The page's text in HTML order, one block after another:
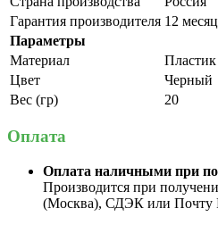
Гарантия производителя 12
Параметры
Материал
Пластик
Цвет
Черный
Вес (гр)
20
Оплата
Оплата наличными при
Производится при
(Москва), СДЭК или Почту